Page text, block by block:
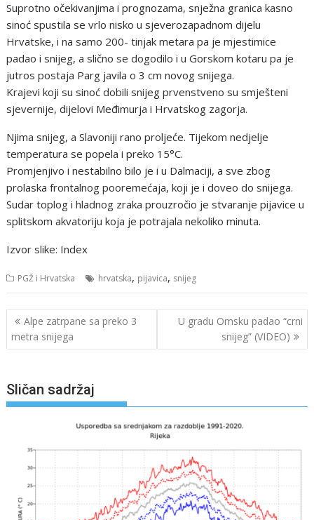
Suprotno očekivanjima i prognozama, snježna granica kasno
sinoć spustila se vrlo nisko u sjeverozapadnom dijelu
Hrvatske, i na samo 200- tinjak metara pa je mjestimice
padao i snijeg, a slično se dogodilo i u Gorskom kotaru pa je
jutros postaja Parg javila o 3 cm novog snijega.
Krajevi koji su sinoć dobili snijeg prvenstveno su smješteni
sjevernije, dijelovi Međimurja i Hrvatskog zagorja.
Njima snijeg, a Slavoniji rano proljeće. Tijekom nedjelje
temperatura se popela i preko 15°C.
Promjenjivo i nestabilno bilo je i u Dalmaciji, a sve zbog
prolaska frontalnog pooremećaja, koji je i doveo do snijega.
Sudar toplog i hladnog zraka prouzročio je stvaranje pijavice u
splitskom akvatoriju koja je potrajala nekoliko minuta.
Izvor slike: Index
PGŽ i Hrvatska hrvatska, pijavica, snijeg
Navigacija
objava
Alpe zatrpane sa preko 3
metra snijega
U gradu Omsku padao “crni
snijeg” (VIDEO)
Sličan sadržaj